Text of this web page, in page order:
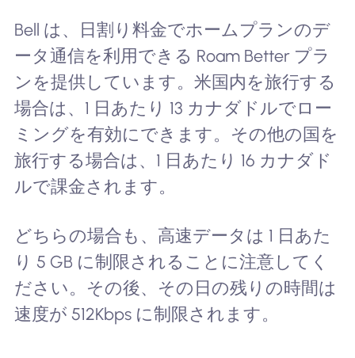
Bell は、日割り料金でホームプランのデ
ータ通信を利用できる Roam Better プラ
ンを提供しています。米国内を旅行する
場合は、1 日あたり 13 カナダドルでロー
ミングを有効にできます。その他の国を
旅行する場合は、1 日あたり 16 カナダド
ルで課金されます。
どちらの場合も、高速データは 1 日あた
り 5 GB に制限されることに注意してく
ださい。その後、その日の残りの時間は
速度が 512Kbps に制限されます。